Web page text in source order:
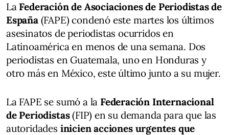
La Federación de Asociaciones de Periodistas de
España(FAPE) condenó este martes los últimos
asesinatos de periodistas ocurridos en
Latinoamérica en menos de una semana. Dos
periodistas en Guatemala, uno en Honduras y
otro más en México, este último junto a su mujer.
La FAPE se sumó a la Federación Internacional
de Periodistas(FIP) en su demanda para que las
autoridades inicien acciones urgentes que